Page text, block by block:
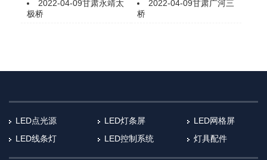
2022-04-09甘肃永靖太
极桥
2022-04-09甘肃广河三
桥​
LED点光源 LED灯条屏
LED网格屏
LED线条灯
LED控制系统 灯具配件